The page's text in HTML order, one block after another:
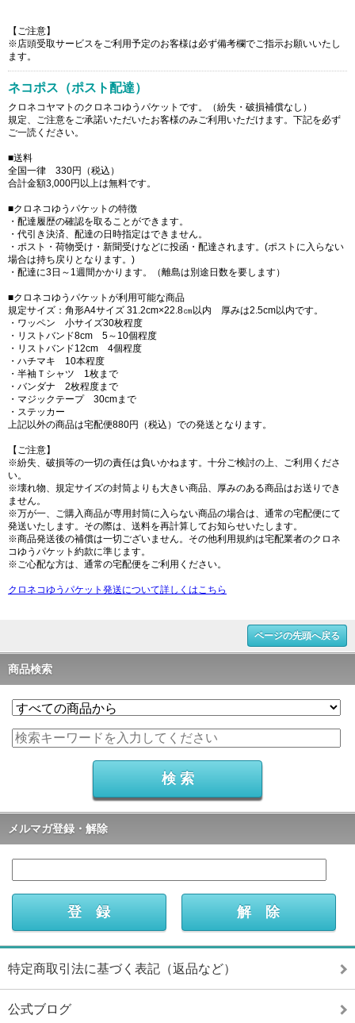
【ご注意】
※店頭受取サービスをご利用予定のお客様は必ず備考欄でご指示お願いいたし
ます。
ネコポス（ポスト配達）
クロネコヤマトのクロネコゆうパケットです。（紛失・破損補償なし）
規定、ご注意をご承諾いただいたお客様のみご利用いただけます。下記を必ず
ご一読ください。
■送料
全国一律 330円（税込）
合計金額3,000円以上は無料です。
■クロネコゆうパケットの特徴
・配達履歴の確認を取ることができます。
・代引き決済、配達の日時指定はできません。
・ポスト・荷物受け・新聞受けなどに投函・配達されます。(ポストに入らない
場合は持ち戻りとなります。)
・配達に3日～1週間かかります。（離島は別途日数を要します）
■クロネコゆうパケットが利用可能な商品
規定サイズ：角形A4サイズ 31.2cm×22.8㎝以内 厚みは2.5cm以内です。
・ワッペン 小サイズ30枚程度
・リストバンド8cm 5～10個程度
・リストバンド12cm 4個程度
・ハチマキ 10本程度
・半袖Ｔシャツ 1枚まで
・バンダナ 2枚程度まで
・マジックテープ 30cmまで
・ステッカー
上記以外の商品は宅配便880円（税込）での発送となります。
【ご注意】
※紛失、破損等の一切の責任は負いかねます。十分ご検討の上、ご利用くださ
い。
※壊れ物、規定サイズの封筒よりも大きい商品、厚みのある商品はお送りでき
ません。
※万が一、ご購入商品が専用封筒に入らない商品の場合は、通常の宅配便にて
発送いたします。その際は、送料を再計算してお知らせいたします。
※商品発送後の補償は一切ございません。その他利用規約は宅配業者のクロネ
コゆうパケット約款に準じます。
※ご心配な方は、通常の宅配便をご利用ください。
クロネコゆうパケット発送について詳しくはこちら
ページの先頭へ戻る
商品検索
メルマガ登録・解除
特定商取引法に基づく表記（返品など）
公式ブログ